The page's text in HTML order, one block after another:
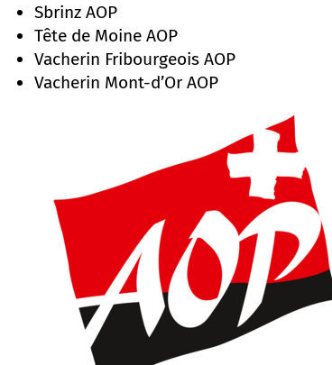
Sbrinz AOP
Tête de Moine AOP
Vacherin Fribourgeois AOP
Vacherin Mont-d’Or AOP